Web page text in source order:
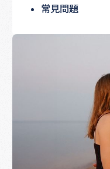
常見問題